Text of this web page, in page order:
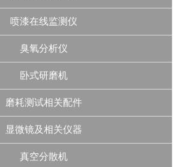
喷漆在线监测仪
臭氧分析仪
卧式研磨机
磨耗测试相关配件
显微镜及相关仪器
真空分散机